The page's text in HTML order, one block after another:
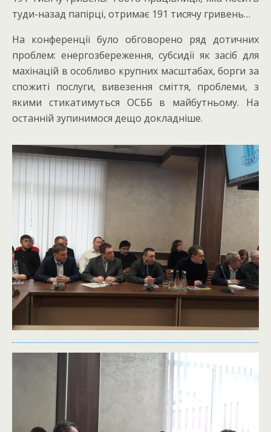
туди-назад папірці, отримає 191 тисячу гривень…
На конференції було обговорено ряд дотичних
проблем: енергозбереження, субсидії як засіб для
махінацій в особливо крупних масштабах, борги за
спожиті послуги, вивезення сміття, проблеми, з
якими стикатимуться ОСББ в майбутньому. На
останній зупинимося дещо докладніше.